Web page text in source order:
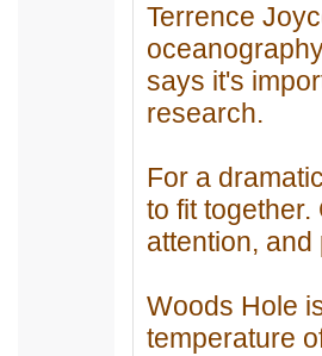
Terrence
says it's
research.
For a
to fit
attention,
Woods Hole
temperature